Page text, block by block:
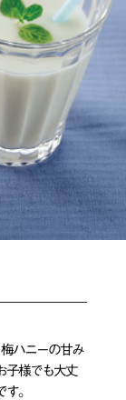
ハニーの甘み
子様でも大丈
。